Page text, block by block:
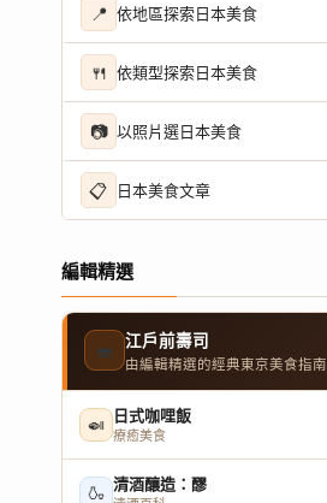
📍 依地區探索日本美食
🍴 依類型探索日本美食
📷 以照片選日本美食
📋 日本美食文章
編輯精選
🍣 江戶前壽司
由編輯精選的經典東京美食指南
🍛 日式咖哩飯
療癒美食
🍶 清酒釀造：醪